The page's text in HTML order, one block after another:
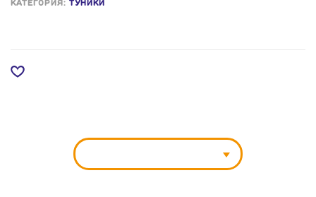
КАТЕГОРИЯ: ТУНИКИ